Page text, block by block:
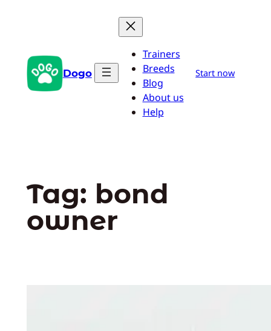
conteúdo Dogo
Trainers
Breeds
Blog
About us
Help
Start now
Tag: bond
owner